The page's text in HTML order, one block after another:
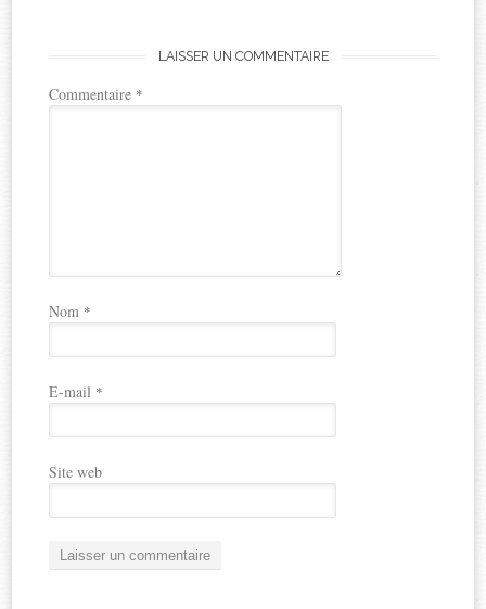
LAISSER UN COMMENTAIRE
Commentaire *
Nom *
E-mail *
Site web